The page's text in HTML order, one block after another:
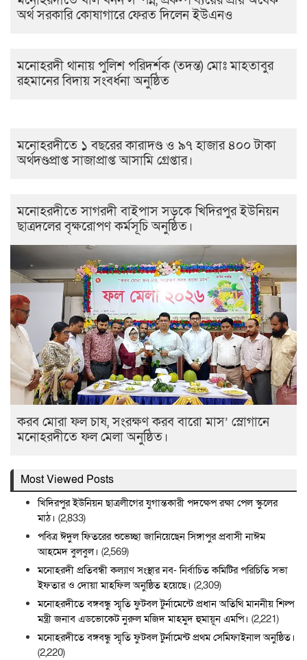
অর্থ সরকারি কোষাগারে ফেরত দিলেন ইউএনও
মনোহরদী থানায় পুলিশ পরিদর্শক (তদন্ত) মোঃ মাহতাবুর
রহমানের বিদায় সংবর্ধনা অনুষ্ঠিত
মনোহরদীতে ১ বছরের কারাদণ্ড ও ৯৭ হাজার ৪০০ টাকা
অর্থদণ্ডপ্রাপ্ত সাজাপ্রাপ্ত আসামি গ্রেপ্তার।
মনোহরদীতে সাগরদী বাইপাস সড়কে খিদিরপুর ইউনিয়ন
ছাত্রদলের বৃক্ষরোপণ কর্মসূচি অনুষ্ঠিত।
করব মোরা ফল চাষ, সংরক্ষণ করব বারো মাস’ স্লোগানে
মনোহরদীতে ফল মেলা অনুষ্ঠিত।
Most Viewed Posts
খিদিরপুর ইউনিয়ন ছাত্রলীগের যুগান্তকারী পদক্ষেপ রক্ষা পেল স্কুলের
মাঠ। (2,833)
পবিত্র ঈদুল ফিতরের শুভেচ্ছা জানিয়েছেন সিঙ্গাপুর প্রবাসী নাঈম
আহমেদ বুলবুল। (2,569)
মনোহরদী প্রতিবন্ধী কল্যাণ সংস্থার নব- নির্বাচিত কমিটির পরিচিতি সভা
ইফতার ও দোয়া মাহফিল অনুষ্ঠিত হয়েছে। (2,309)
মনোহরদীতে বঙ্গবন্ধু স্মৃতি ফুটবল টুর্নামেন্টে প্রধান অতিথি মাননীয় শিল্প
মন্ত্রী জনাব এডভোকেট নুরুল মজিদ মাহমুদ হুমায়ূন এমপি। (2,221)
মনোহরদীতে বঙ্গবন্ধু স্মৃতি ফুটবল টুর্নামেন্ট প্রথম সেমিফাইনাল অনুষ্ঠিত।
(2,220)